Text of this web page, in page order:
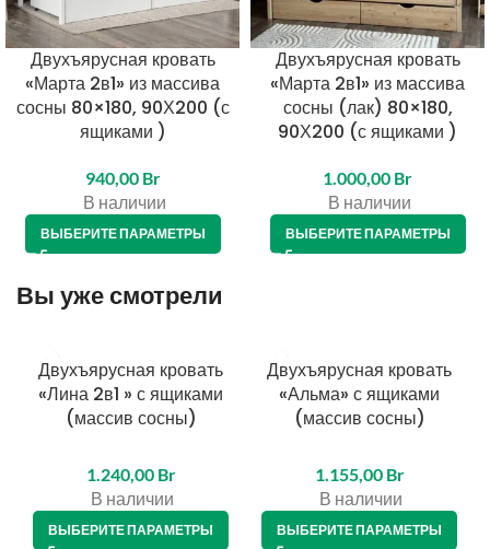
Двухъярусная кровать
«Марта 2в1» из массива
сосны 80×180, 90Х200 (с
ящиками )
940,00 Br
В наличии
ВЫБЕРИТЕ ПАРАМЕТРЫ
Двухъярусная кровать
«Марта 2в1» из массива
сосны (лак) 80×180,
90Х200 (с ящиками )
1.000,00 Br
В наличии
ВЫБЕРИТЕ ПАРАМЕТРЫ
Вы уже смотрели
Двухъярусная кровать
«Лина 2в1 » с ящиками
(массив сосны)
1.240,00 Br
В наличии
ВЫБЕРИТЕ ПАРАМЕТРЫ
Двухъярусная кровать
«Альма» с ящиками
(массив сосны)
1.155,00 Br
В наличии
ВЫБЕРИТЕ ПАРАМЕТРЫ